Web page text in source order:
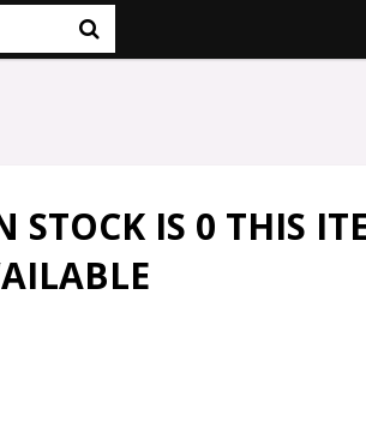
STOCK IS 0 THIS